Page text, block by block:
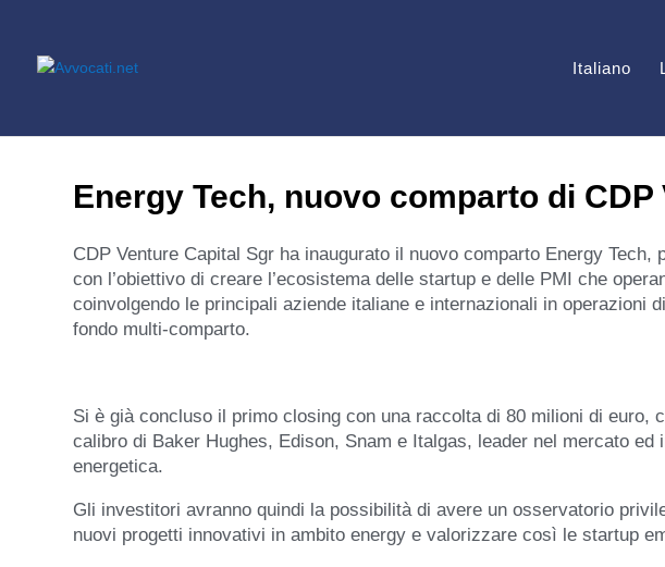
Italiano
Energy Tech, nuovo comparto di CDP
CDP Venture Capital Sgr ha inaugurato il nuovo comparto Energy
con l’obiettivo di creare l’ecosistema delle startup e delle PMI che
coinvolgendo le principali aziende italiane e internazionali in operazioni
fondo multi-comparto.
Si è già concluso il primo closing con una raccolta di 80 milioni di euro,
calibro di Baker Hughes, Edison, Snam e Italgas, leader nel mercato ed
energetica.
Gli investitori avranno quindi la possibilità di avere un osservatorio
nuovi progetti innovativi in ambito energy e valorizzare così le startup